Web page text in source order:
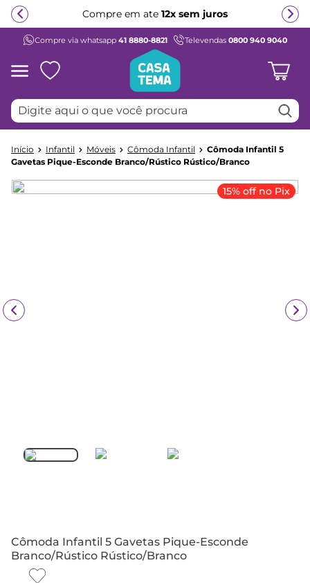
Compre em ate 12x sem juros
Compre via whatsapp 41 8880-8821 Televendas 0800 940 9040
Digite aqui o que você procura
Infantil Móveis Cômoda Infantil
Cômoda Infantil 5
Gavetas Pique-Esconde Branco/Rústico Rústico/Branco
15% off no Pix
Cômoda Infantil 5 Gavetas Pique-Esconde
Branco/Rústico Rústico/Branco
Termos mais buscados
1º
beliche
º
aria
5º
escrivaninha
6º
treliche